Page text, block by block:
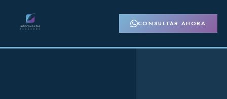
CONSULTAR AHORA